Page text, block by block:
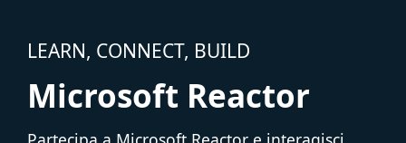
LEARN, CONNECT, BUILD
Microsoft Reactor